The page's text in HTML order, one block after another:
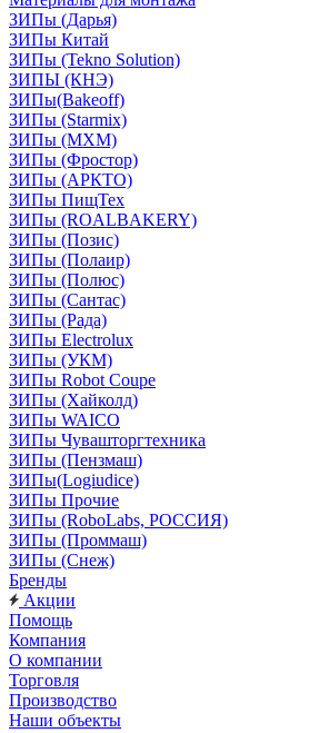
ЗИПы (Дарья)
ЗИПы Китай
ЗИПы (Tekno Solution)
ЗИПЫ (КНЭ)
ЗИПы(Bakeoff)
ЗИПы (Starmix)
ЗИПы (МХМ)
ЗИПы (Фростор)
ЗИПы (АРКТО)
ЗИПы ПищТех
ЗИПы (ROALBAKERY)
ЗИПы (Позис)
ЗИПы (Полаир)
ЗИПы (Полюс)
ЗИПы (Сантас)
ЗИПы (Рада)
ЗИПы Electrolux
ЗИПы (УКМ)
ЗИПы Robot Coupe
ЗИПы (Хайколд)
ЗИПы WAICO
ЗИПы Чувашторгтехника
ЗИПы (Пензмаш)
ЗИПы(Logiudice)
ЗИПы Прочие
ЗИПы (RoboLabs, РОССИЯ)
ЗИПы (Проммаш)
ЗИПы (Снеж)
Бренды
Акции
Помощь
Компания
О компании
Торговля
Производство
Наши объекты